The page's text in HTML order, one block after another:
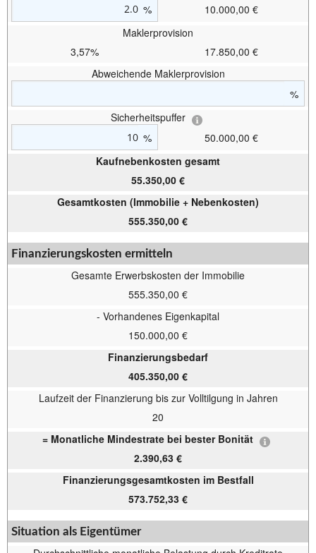
%
10.000,00 €
Maklerprovision
3,57%
17.850,00 €
Abweichende Maklerprovision
%
Sicherheitspuffer
%
50.000,00 €
Kaufnebenkosten gesamt
55.350,00 €
Gesamtkosten (Immobilie + Nebenkosten)
555.350,00 €
Finanzierungskosten ermitteln
Gesamte Erwerbskosten der Immobilie
555.350,00 €
- Vorhandenes Eigenkapital
150.000,00 €
Finanzierungsbedarf
405.350,00 €
Laufzeit der Finanzierung bis zur Volltilgung in Jahren
20
= Monatliche Mindestrate bei bester Bonität
2.390,63 €
Finanzierungsgesamtkosten im Bestfall
573.752,33 €
Situation als Eigentümer